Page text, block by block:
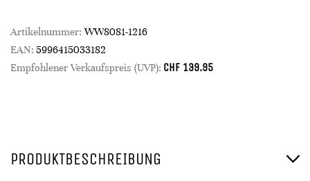
Artikelnummer: WW8081-1216
EAN: 5996415033182
Empfohlener Verkaufspreis (UVP): CHF 139.95
PRODUKTBESCHREIBUNG